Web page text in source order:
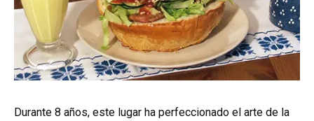
Durante 8 años, este lugar ha perfeccionado el arte de la